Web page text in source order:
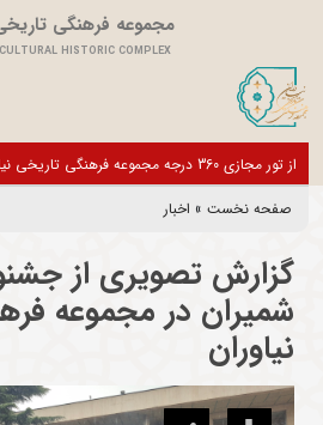
مجموعه فرهنگی
HISTORIC COMPLEX
از تور مجازی 360 درجه مجموعه فرهنگی تاریخی نیاوران بازدید نماییدتا اطلاع ثانوی تعطیل می باشد و فقط
صفحه نخست » اخبار
گزارش تصویری از
شمیران در مجموعه
نیاوران